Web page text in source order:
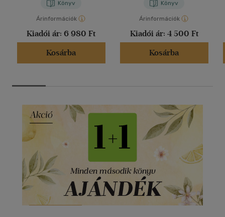
Könyv
Árinformációk
Kiadói ár: 6 980 Ft
Kosárba
Könyv
Árinformációk
Kiadói ár: 4 500 Ft
Kosárba